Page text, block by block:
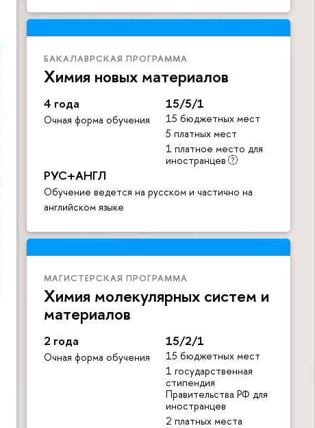
БАКАЛАВРСКАЯ ПРОГРАММА
Химия новых материалов
4 года
Очная форма обучения
15/5/1
15 бюджетных мест
5 платных мест
1 платное место для
иностранцев
РУС+АНГЛ
Обучение ведется на русском и частично на
английском языке
МАГИСТЕРСКАЯ ПРОГРАММА
Химия молекулярных систем и
материалов
2 года
Очная форма обучения
15/2/1
15 бюджетных мест
1 государственная
стипендия
Правительства РФ для
иностранцев
2 платных места